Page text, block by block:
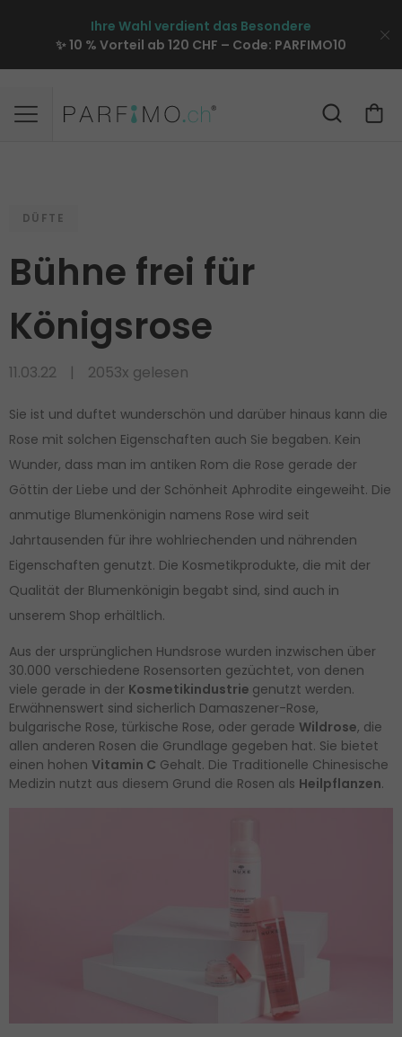
Ihre Wahl verdient das Besondere
✨ 10 % Vorteil ab 120 CHF – Code: PARFIMO10
DÜFTE
Bühne frei für
Königsrose
11.03.22 2053x gelesen
Sie ist und duftet wunderschön und darüber hinaus kann die
Rose mit solchen Eigenschaften auch Sie begaben. Kein
Wunder, dass man im antiken Rom die Rose gerade der
Göttin der Liebe und der Schönheit Aphrodite eingeweiht. Die
anmutige Blumenkönigin namens Rose wird seit
Jahrtausenden für ihre wohlriechenden und nährenden
Eigenschaften genutzt. Die Kosmetikprodukte, die mit der
Qualität der Blumenkönigin begabt sind, sind auch in
unserem Shop erhältlich.
Aus der ursprünglichen Hundsrose wurden inzwischen über
30.000 verschiedene Rosensorten gezüchtet, von denen
viele gerade in der Kosmetikindustrie genutzt werden.
Erwähnenswert sind sicherlich Damaszener-Rose,
bulgarische Rose, türkische Rose, oder gerade Wildrose, die
allen anderen Rosen die Grundlage gegeben hat. Sie bietet
einen hohen Vitamin C Gehalt. Die Traditionelle Chinesische
Medizin nutzt aus diesem Grund die Rosen als Heilpflanzen.